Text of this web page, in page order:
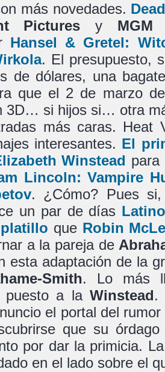
más novedades.
Pictures y MGM
Hansel & Gretel:
. El presupuesto,
de dólares, una
que el 2 de marzo
3D… si hijos si… otra
más caras. Heat
interesantes. El
Winstead
Lincoln: Vampire
. ¿Cómo? Pues
un par de días
que Robin
a la pareja de
esta adaptación de la
Smith. Lo más
puesto a laWinstead.
el portal del
que su
por dar la primicia.
en el lado sobre el